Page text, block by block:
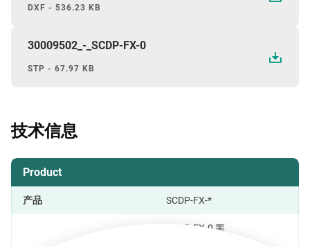
DXF - 536.23 KB
30009502_-_SCDP-FX-0
STP - 67.97 KB
技术信息
Product
产品 SCDP-FX-*
SCDP-FX-0 黑